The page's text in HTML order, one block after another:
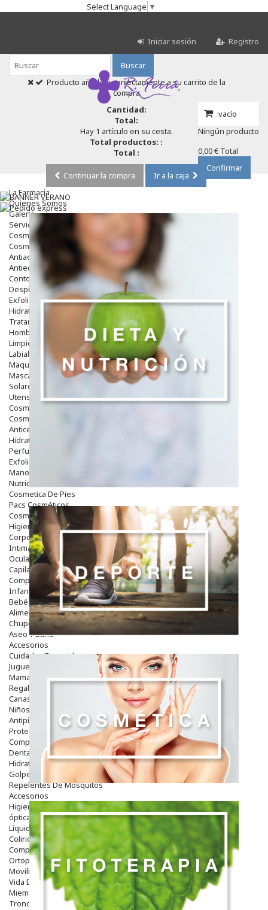
Select Language ▼
Iniciar sesión Registro
Buscar
vacío
Ningún producto
0,00 € Total
Confirmar
Producto añadido correctamente a su carrito de la
compra
Cantidad:
Total:
Hay 1 artículo en su cesta.
Total productos: :
Total :
Continuar la compra
Ir a la caja
La Farmacia
Quienes Somos
Galeria
Servicios
Cosmética
Cosmética Facial
Antiacné
Antiedad
Contorno De Ojos
Despigmentantes
Exfoliantes
Hidratantes
Tratamientos De Noche
Hombre
Limpieza
Labiales
Maquillajes Y Color
Mascarillas
Solares
Utensilios
Cosmética Capilar
Cosmética Corporal
Anticelulíticos
Hidratantes Corporales
Perfumes Y Colonias
Exfoliantes Corporales
Manos Y Uñas
Nutricosmética
Cosmetica De Pies
Pacs Cosméticos
Cosmetica Facial Piel Sensible
Higiene
Corporal
Intima
Ocular
Capilar
Complementos
Infantil
Bebé
Alimentación Y Complementos
Chupetes Y Mordedores
Aseo Y Baño
Accesorios
Cuidados Especiales
Juguetes
Mama
Regalos
Canastilla
Niños
Antipiojos
Protección Solar
Complementos Alimentarios
Dentales
Hidratantes
Golpes Y Hematomas
Repelentes De Mosquitos
Accesorios
Higiene
óptica
Líquidos Lentillas
Colirios
Complementos Alimentarios.
Ortopedia - Accesorios
Movilidad
Vida Diaria
Miembro Superior
Tronco